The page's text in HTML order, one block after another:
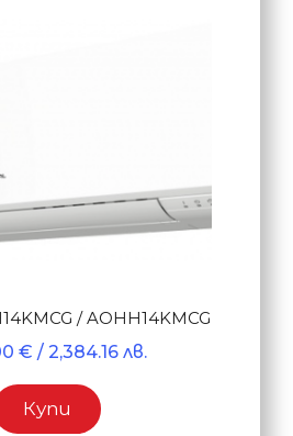
/ AOHH14KMCG
€ / 2,384.16 лв.
Купи